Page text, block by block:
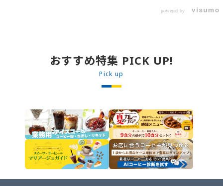
丼の素を中央にのせます。 3. 手前
からカレーソースをかけ、サラダを
盛りつけます。 ※牛丼の素のたれを
オリジナルメニューにアレンジも可
powered by
おすすめ特集 PICK UP!
Pick up